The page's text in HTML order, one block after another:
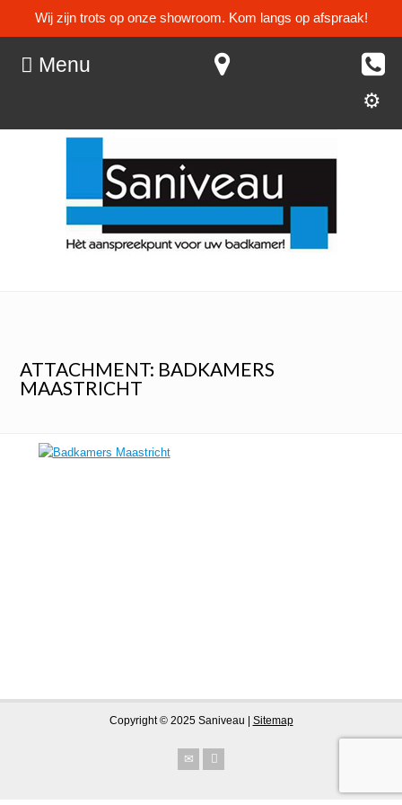
Wij zijn trots op onze showroom. Kom langs op afspraak!
Menu
ATTACHMENT: BADKAMERS
MAASTRICHT
Copyright © 2025 Saniveau | Sitemap